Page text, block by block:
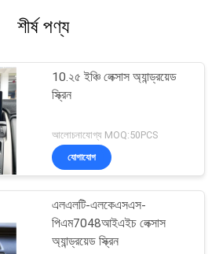
শীর্ষ পণ্য
10.২৫ ইঞ্চি লেক্সাস অ্যান্ড্রয়েড
স্ক্রিন
আলোচনাযোগ্য MOQ:50PCS
যোগাযোগ
এলএলটি-এলকেএসএস-
পিএম7048আইএইচ লেক্সাস
অ্যান্ড্রয়েড স্ক্রিন